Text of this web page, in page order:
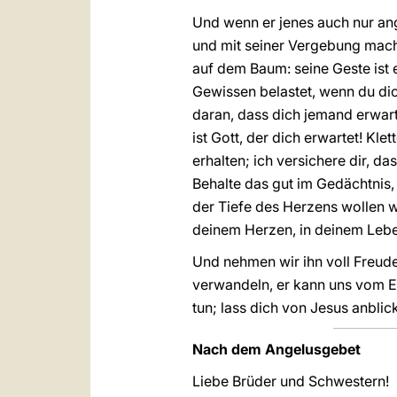
Und wenn er jenes auch nur
und mit seiner Vergebung
auf dem Baum: seine Geste
Gewissen belastet, wenn du
daran, dass dich jemand
ist Gott, der dich erwartet!
erhalten; ich versichere dir,
Behalte das gut im
der Tiefe des Herzens wollen
deinem Herzen, in deinem
Und nehmen wir ihn voll
verwandeln, er kann uns vom
tun; lass dich von Jesus
Nach dem Angelusgebet
Liebe Brüder und Schwestern!